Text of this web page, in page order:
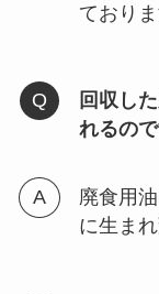
ておりま
回収し
れるの
廃食用
に生ま